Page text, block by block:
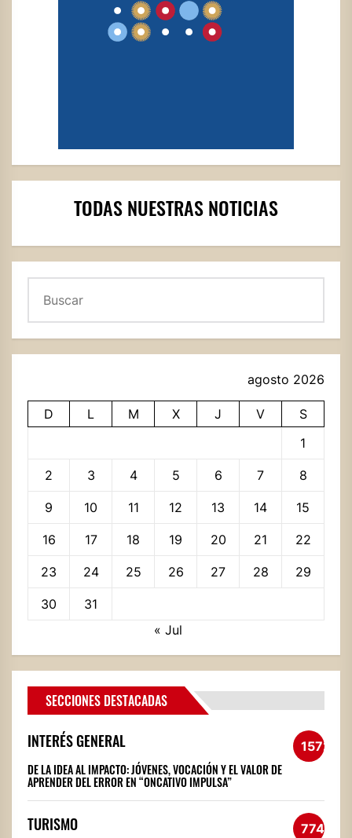
TODAS NUESTRAS NOTICIAS
agosto 2026
D L M X J V
S
1
2 3 4 5 6 7 8
9 10 11 12 13 14 15
16 17 18 19 20 21 22
23 24 25 26 27 28 29
30
31
« Jul
SECCIONES DESTACADAS
INTERÉS GENERAL 1572
DE LA IDEA AL IMPACTO: JÓVENES, VOCACIÓN Y EL VALOR DE
APRENDER DEL ERROR EN “ONCATIVO IMPULSA”
TURISMO 774